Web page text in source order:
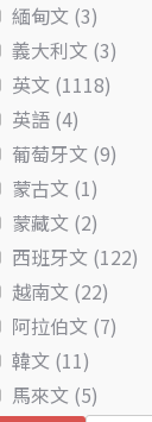
緬甸文 (3)
義大利文 (3)
英文 (1118)
英語 (4)
葡萄牙文 (9)
蒙古文 (1)
蒙藏文 (2)
西班牙文 (122)
越南文 (22)
阿拉伯文 (7)
韓文 (11)
馬來文 (5)